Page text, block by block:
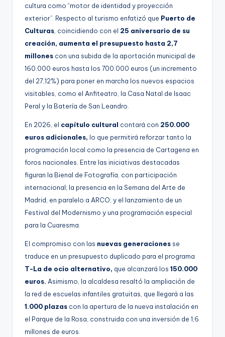
cultura como “motor de identidad y proyección
exterior”. Respecto al turismo enfatizó que Puerto de
Culturas, coincidiendo con el 25 aniversario de su
creación, aumenta el presupuesto hasta 2,7
millones con una subida de la aportación municipal de
160.000 euros hasta los 700.000 euros (un incremento
del 27,12%) para poner en marcha los nuevos espacios
visitables, como el Anfiteatro, la Casa Natal de Isaac
Peral y la Batería de San Leandro.
En 2026, el capítulo cultural contará con 250.000
euros adicionales, lo que permitirá reforzar tanto la
programación local como la presencia de Cartagena en
foros nacionales. Entre las iniciativas destacadas
figuran la Bienal de Fotografía, con participación
internacional; la presencia en la Semana del Arte de
Madrid, en paralelo a ARCO; y el lanzamiento de un
Festival del Modernismo y una programación especial
para la Cuaresma.
El compromiso con las nuevas generaciones se
traduce en un presupuesto duplicado para el programa
T-La de ocio alternativo, que alcanzará los 150.000
euros. Asimismo, la alcaldesa resaltó la ampliación de
la red de escuelas infantiles gratuitas, que llegará a las
1.000 plazas con la apertura de la nueva instalación en
el Parque de la Rosa, construida con una inversión de 1,6
millones de euros.